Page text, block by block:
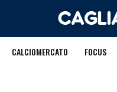
CALCIOMERCATO FOCUS